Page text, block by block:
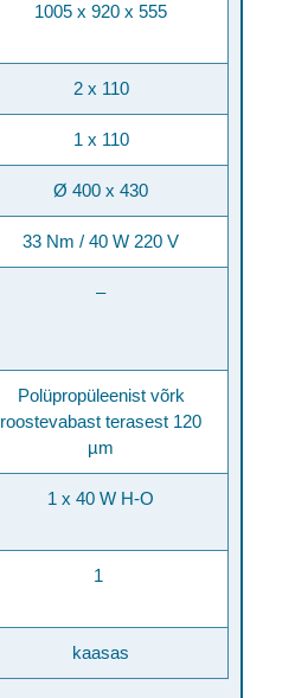
1005 x 920 x 555
2 x 110
1 x 110
Ø 400 x 430
33 Nm / 40 W 220 V
–
Polüpropüleenist võrk
roostevabast terasest 120
µm
1 x 40 W H-O
1
kaasas